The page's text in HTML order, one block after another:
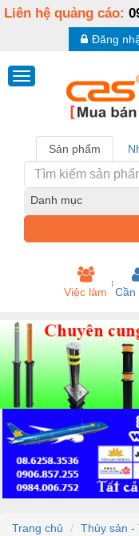
Liên hệ quảng cáo:
Đăng
Sản phẩm
Danh mục
Việc làm Cần
Trang chủ
Thủy sản -